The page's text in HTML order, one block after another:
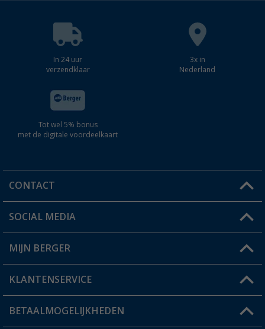
In 24 uur
verzendklaar
3x in
Nederland
Tot wel 5% bonus
met de digitale voordeelkaart
CONTACT
Een vraag?
Winkel vinden
SOCIAL MEDIA
MIJN BERGER
Mijn account
Status bestelling
KLANTENSERVICE
FAQ & Contact
BETAALMOGELIJKHEDEN